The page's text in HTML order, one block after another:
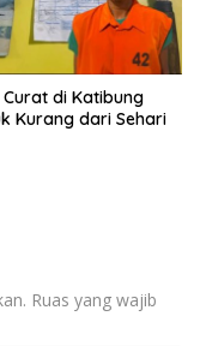
Curat di Katibung
Kurang dari Sehari
Ruas yang wajib